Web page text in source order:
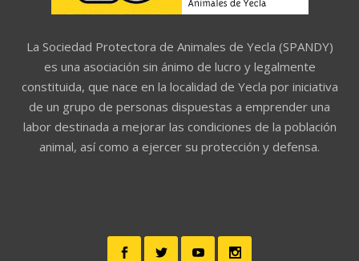
La Sociedad Protectora de Animales de Yecla (SPANDY)
es una asociación sin ánimo de lucro y legalmente
constituida, que nace en la localidad de Yecla por iniciativa
de un grupo de personas dispuestas a emprender una
labor destinada a mejorar las condiciones de la población
animal, así como a ejercer su protección y defensa.